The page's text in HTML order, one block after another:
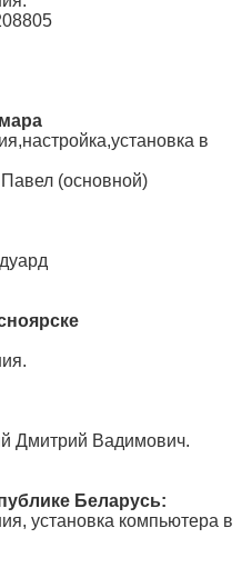
в
(основной)
Дмитрий Вадимович.
Беларусь:
установка компьютера в